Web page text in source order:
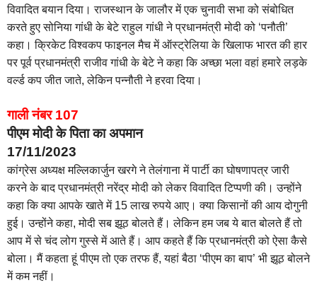
विवादित बयान दिया। राजस्थान के जालौर में एक चुनावी सभा को संबोधित
करते हुए सोनिया गांधी के बेटे राहुल गांधी ने प्रधानमंत्री मोदी को ‘पनौती’
कहा। क्रिकेट विश्वकप फाइनल मैच में ऑस्ट्रेलिया के खिलाफ भारत की हार
पर पूर्व प्रधानमंत्री राजीव गांधी के बेटे ने कहा कि अच्छा भला वहां हमारे लड़के
वर्ल्ड कप जीत जाते, लेकिन पन्नौती ने हरवा दिया।
गाली नंबर 107
पीएम मोदी के पिता का अपमान
17/11/2023
कांग्रेस अध्यक्ष मल्लिकार्जुन खरगे ने तेलंगाना में पार्टी का घोषणापत्र जारी
करने के बाद प्रधानमंत्री नरेंद्र मोदी को लेकर विवादित टिप्पणी की। उन्होंने
कहा कि क्या आपके खाते में 15 लाख रुपये आए। क्या किसानों की आय दोगुनी
हुई। उन्होंने कहा, मोदी सब झूठ बोलते हैं। लेकिन हम जब ये बात बोलते हैं तो
आप में से चंद लोग गुस्से में आते हैं। आप कहते हैं कि प्रधानमंत्री को ऐसा कैसे
बोला। मैं कहता हूं पीएम तो एक तरफ हैं, यहां बैठा ‘पीएम का बाप’ भी झूठ बोलने
में कम नहीं।